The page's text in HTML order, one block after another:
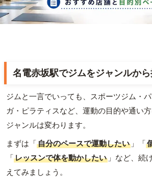
名電赤坂駅でジムをジャンルか
ジムと一言でいっても、スポーツジム・
ガ・ピラティスなど、運動の目的や通い
ジャンルは変わります。
まずは「自分のペースで運動したい 」「
「レッスンで体を動かしたい 」など、続
えてみましょう。